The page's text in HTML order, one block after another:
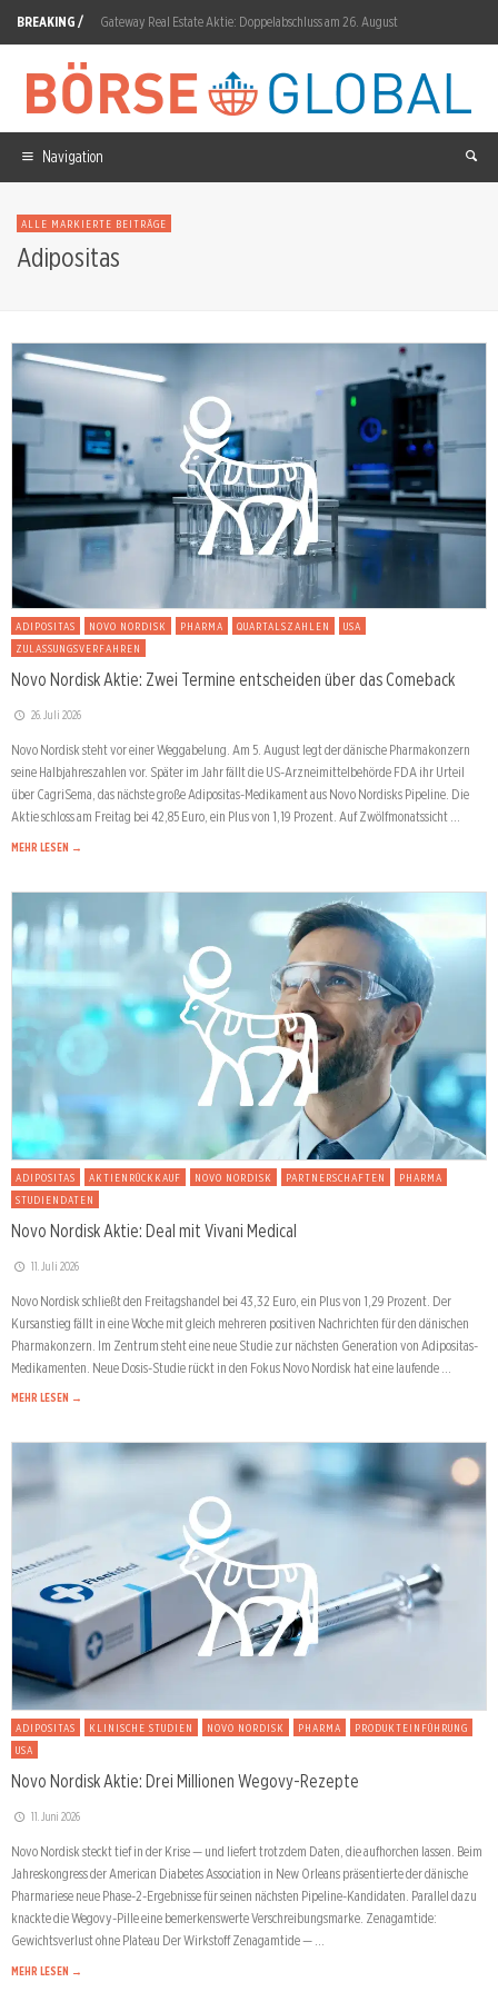
BREAKING / Gateway Real Estate Aktie: Doppelabschluss am 26. August
DroneShield Aktie: RfRecon mit 31-fachem Speicher
Atlassian nach dem Rekordsprung: Der nächste Test
Diginex Aktie: Dritte Fristverlängerung bis 12. August
Zurich Insurance Aktie: Lebensversicherung wächst um 23 Prozent
Navigation
ALLE MARKIERTE BEITRÄGE
Adipositas
ADIPOSITAS NOVO NORDISK PHARMA QUARTALSZAHLEN
USA
ZULASSUNGSVERFAHREN
Novo Nordisk Aktie: Zwei Termine entscheiden über das Comeback
26. Juli 2026
Novo Nordisk steht vor einer Weggabelung. Am 5. August legt der dänische Pharmakonzern
seine Halbjahreszahlen vor. Später im Jahr fällt die US-Arzneimittelbehörde FDA ihr Urteil
über CagriSema, das nächste große Adipositas-Medikament aus Novo Nordisks Pipeline. Die
Aktie schloss am Freitag bei 42,85 Euro, ein Plus von 1,19 Prozent. Auf Zwölfmonatssicht …
MEHR LESEN →
ADIPOSITAS AKTIENRÜCKKAUF NOVO NORDISK PARTNERSCHAFTEN
PHARMA
STUDIENDATEN
Novo Nordisk Aktie: Deal mit Vivani Medical
11. Juli 2026
Novo Nordisk schließt den Freitagshandel bei 43,32 Euro, ein Plus von 1,29 Prozent. Der
Kursanstieg fällt in eine Woche mit gleich mehreren positiven Nachrichten für den dänischen
Pharmakonzern. Im Zentrum steht eine neue Studie zur nächsten Generation von Adipositas-
Medikamenten. Neue Dosis-Studie rückt in den Fokus Novo Nordisk hat eine laufende …
MEHR LESEN →
ADIPOSITAS KLINISCHE STUDIEN NOVO NORDISK PHARMA
PRODUKTEINFÜHRUNG
USA
Novo Nordisk Aktie: Drei Millionen Wegovy-Rezepte
11. Juni 2026
Novo Nordisk steckt tief in der Krise — und liefert trotzdem Daten, die aufhorchen lassen. Beim
Jahreskongress der American Diabetes Association in New Orleans präsentierte der dänische
Pharmariese neue Phase-2-Ergebnisse für seinen nächsten Pipeline-Kandidaten. Parallel dazu
knackte die Wegovy-Pille eine bemerkenswerte Verschreibungsmarke. Zenagamtide:
Gewichtsverlust ohne Plateau Der Wirkstoff Zenagamtide — …
MEHR LESEN →